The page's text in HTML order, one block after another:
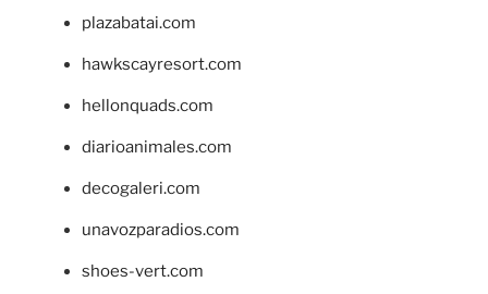
plazabatai.com
hawkscayresort.com
hellonquads.com
diarioanimales.com
decogaleri.com
unavozparadios.com
shoes-vert.com